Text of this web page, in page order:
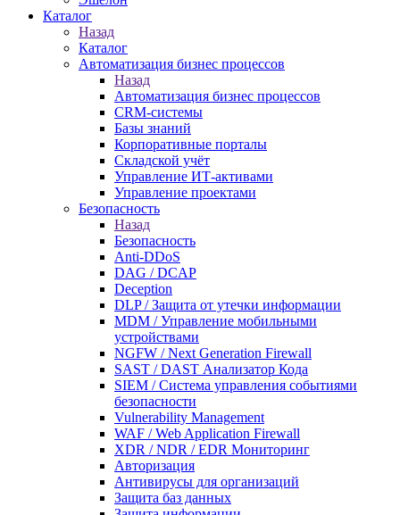
Каталог
Назад
Каталог
Автоматизация бизнес процессов
Назад
Автоматизация бизнес процессов
CRM-системы
Базы знаний
Корпоративные порталы
Складской учёт
Управление ИТ-активами
Управление проектами
Безопасность
Назад
Безопасность
Anti-DDoS
DAG / DCAP
Deception
DLP / Защита от утечки информации
MDM / Управление мобильными
устройствами
NGFW / Next Generation Firewall
SAST / DAST Анализатор Кода
SIEM / Система управления событиями
безопасности
Vulnerability Management
WAF / Web Application Firewall
XDR / NDR / EDR Мониторинг
Авторизация
Антивирусы для организаций
Защита баз данных